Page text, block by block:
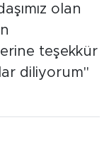
olan
teşekkür
diliyorum"